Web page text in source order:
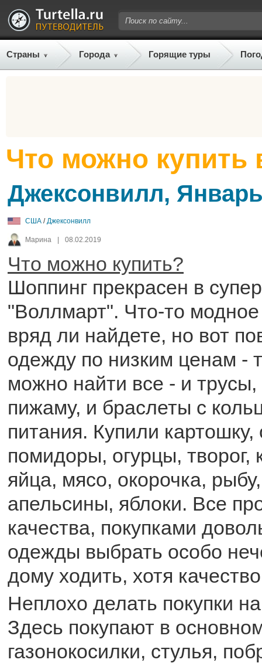
Страны Города Горящие туры
Что можно
Джексонвилл,
США /Джексонвилл
Марина 08.02.2019
Что можно купить?
Шоппинг прекрасен в
"Воллмарт". Что-то
вряд ли найдете, но вот
одежду по низким ценам -
можно найти все - и
пижаму, и браслеты с
питания. Купили
помидоры, огурцы, творог,
яйца, мясо, окорочка,
апельсины, яблоки. Все
качества, покупками
одежды выбрать особо
дому ходить, хотя
Неплохо делать покупки
Здесь покупают в
газонокосилки, стулья,